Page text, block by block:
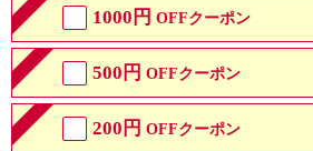
1000円 OFFクーポン
500円 OFFクーポン
200円 OFFクーポン